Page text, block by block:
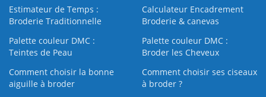
Estimateur de Temps :
Broderie Traditionnelle
Calculateur Encadrement
Broderie & canevas
Palette couleur DMC :
Teintes de Peau
Palette couleur DMC :
Broder les Cheveux
Comment choisir la bonne
aiguille à broder
Comment choisir ses ciseaux
à broder ?